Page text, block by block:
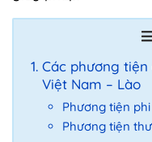
Các phương
Việt Nam – Lào
Phương tiện
Phương tiện